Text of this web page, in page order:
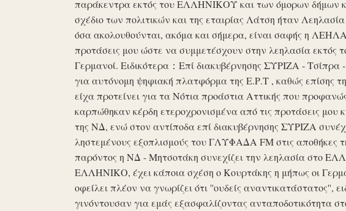
παράκεντρα εκτός του ΕΛΛΗΝΙΚΟΥ και των όμορων δήμων
σχέδιο των πολιτικών και της εταιρίας Λάτση ήταν
όσα ακολουθούνται, ακόμα και σήμερα, είναι σαφής η
προτάσεις μου ώστε να συμμετέσχουν στην λεηλασία εκτός
Γερμανοί. Ειδικότερα：Επί διακυβέρνησης ΣΥΡΙΖΑ -
για αυτόνομη ψηφιακή πλατφόρμα της Ε.Ρ.Τ , καθώς επίσης
είχα προτείνει για τα Νότια προάστια Αττικής που
καρπώθηκαν κέρδη ετεροχρονισμένα από τις προτάσεις μου
της ΝΔ, ενώ στον αντίποδα επί διακυβέρνησης ΣΥΡΙΖΑ
ληστεμένους εξοπλισμούς του ΓΛΥΦΑΔΑ FM στις αποθήκες
παρόντος η ΝΔ - Μητσοτάκη συνεχίζει την λεηλασία στο
ΕΛΛΗΝΙΚΟ, έχει κάποια σχέση ο Κουρτάκης η μήπως οι
οφείλει πλέον να γνωρίζει ότι ''ουδείς αναντικατάστατος'',
γινόντουσαν για εμάς εξασφαλίζοντας ανταποδοτικότητα